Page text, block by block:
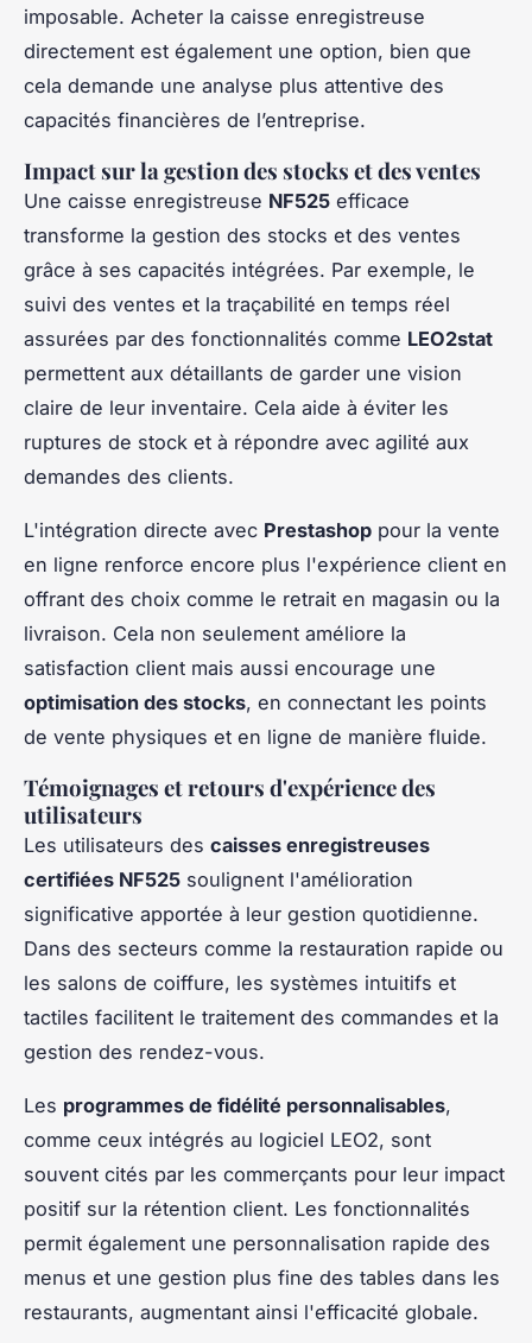
imposable. Acheter la caisse enregistreuse
directement est également une option, bien que
cela demande une analyse plus attentive des
capacités financières de l’entreprise.
Impact sur la gestion des stocks et des ventes
Une caisse enregistreuse NF525 efficace
transforme la gestion des stocks et des ventes
grâce à ses capacités intégrées. Par exemple, le
suivi des ventes et la traçabilité en temps réel
assurées par des fonctionnalités comme LEO2stat
permettent aux détaillants de garder une vision
claire de leur inventaire. Cela aide à éviter les
ruptures de stock et à répondre avec agilité aux
demandes des clients.
L'intégration directe avec Prestashop pour la vente
en ligne renforce encore plus l'expérience client en
offrant des choix comme le retrait en magasin ou la
livraison. Cela non seulement améliore la
satisfaction client mais aussi encourage une
optimisation des stocks, en connectant les points
de vente physiques et en ligne de manière fluide.
Témoignages et retours d'expérience des
utilisateurs
Les utilisateurs des caisses enregistreuses
certifiées NF525 soulignent l'amélioration
significative apportée à leur gestion quotidienne.
Dans des secteurs comme la restauration rapide ou
les salons de coiffure, les systèmes intuitifs et
tactiles facilitent le traitement des commandes et la
gestion des rendez-vous.
Les programmes de fidélité personnalisables,
comme ceux intégrés au logiciel LEO2, sont
souvent cités par les commerçants pour leur impact
positif sur la rétention client. Les fonctionnalités
permit également une personnalisation rapide des
menus et une gestion plus fine des tables dans les
restaurants, augmentant ainsi l'efficacité globale.